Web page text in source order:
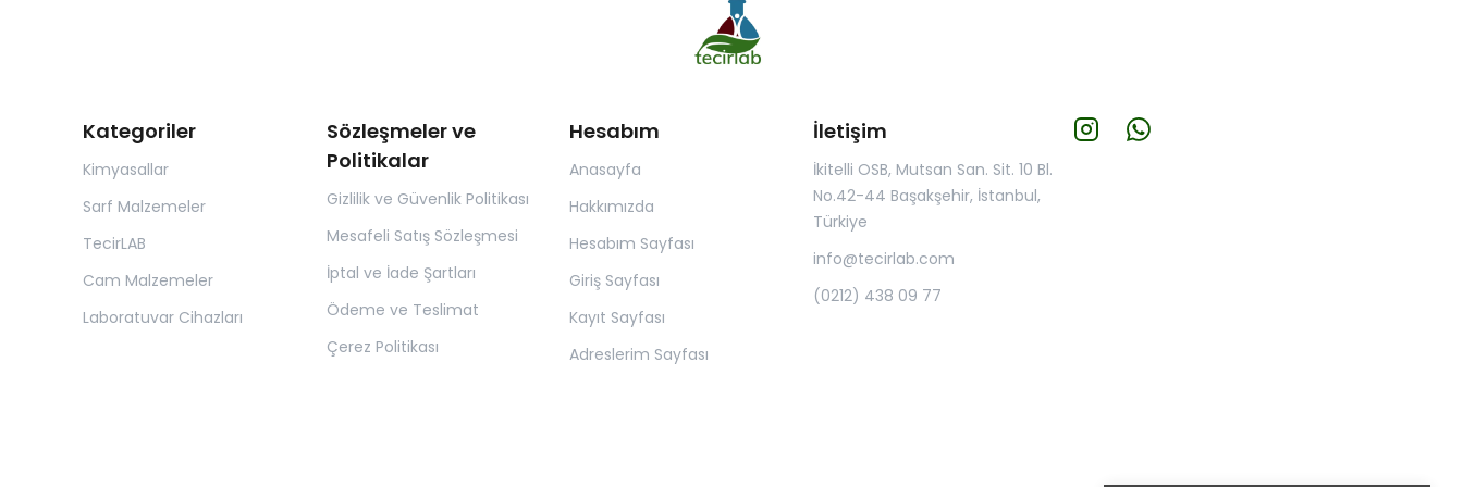
Kategoriler
Kimyasallar
Sarf Malzemeler
TecirLAB
Cam Malzemeler
Laboratuvar Cihazları
Sözleşmeler ve
Politikalar
Gizlilik ve Güvenlik Politikası
Mesafeli Satış Sözleşmesi
İptal ve İade Şartları
Ödeme ve Teslimat
Çerez Politikası
Hesabım
Anasayfa
Hakkımızda
Hesabım Sayfası
Giriş Sayfası
Kayıt Sayfası
Adreslerim Sayfası
İletişim
İkitelli OSB, Mutsan San. Sit. 10 Bl.
No.42-44 Başakşehir, İstanbul,
Türkiye
info@tecirlab.com
(0212) 438 09 77